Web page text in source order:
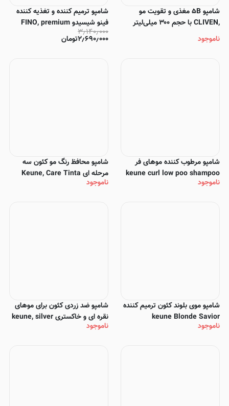
شامپو ۵B مغذی و تقویت مو
,CLIVEN با حجم ۳۰۰ میلی‌لیتر
ناموجود
شامپو ترمیم کننده و تغذیه کننده
فینو شیسیدو FINO, premium
touch shampoo
۳٫۱۴۰٫۰۰۰
۲٫۶۹۰٫۰۰۰تومان
شامپو مرطوب کننده موهای فر
keune curl low poo shampoo
ناموجود
شامپو محافظ رنگ مو کئون سه
مرحله ای Keune, Care Tinta
Color
ناموجود
شامپو موی بلوند کئون ترمیم کننده
keune Blonde Savior
ناموجود
شامپو ضد زردی کئون برای موهای
نقره ای و خاکستری keune, silver
savior
ناموجود